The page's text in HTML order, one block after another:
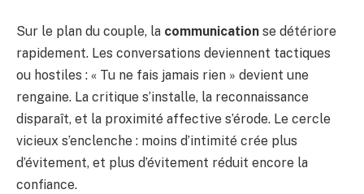
Sur le plan du couple, la communication se détériore
rapidement. Les conversations deviennent tactiques
ou hostiles : « Tu ne fais jamais rien » devient une
rengaine. La critique s’installe, la reconnaissance
disparaît, et la proximité affective s’érode. Le cercle
vicieux s’enclenche : moins d’intimité crée plus
d’évitement, et plus d’évitement réduit encore la
confiance.